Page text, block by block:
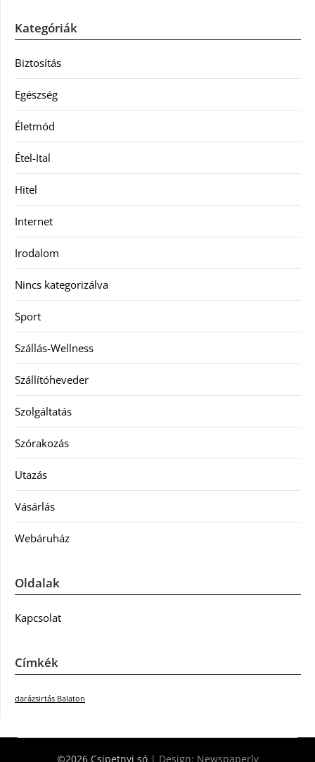
Kategóriák
Biztosítás
Egészség
Életmód
Étel-Ital
Hitel
Internet
Irodalom
Nincs kategorizálva
Sport
Szállás-Wellness
Szállítóheveder
Szolgáltatás
Szórakozás
Utazás
Vásárlás
Webáruház
Oldalak
Kapcsolat
Címkék
darázsirtás Balaton
©2026 Csipetnyi só | Design: Newspaperly